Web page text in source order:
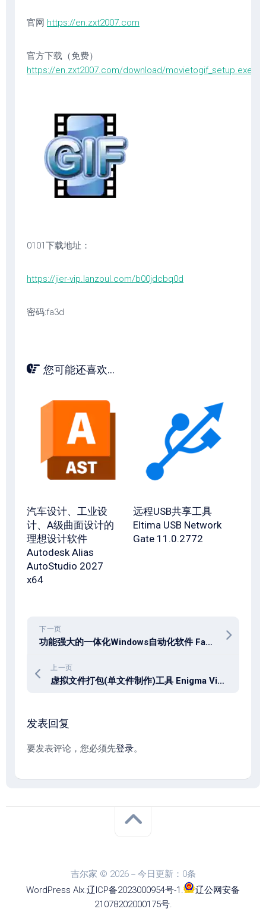
官网 https://en.zxt2007.com
官方下载（免费）
https://en.zxt2007.com/download/movietogif_setup.exe
0101下载地址：
https://jier-vip.lanzoul.com/b00jdcbq0d
密码:fa3d
您可能还喜欢...
汽车设计、工业设
计、A级曲面设计的
理想设计软件
Autodesk Alias
AutoStudio 2027
x64
远程USB共享工具
Eltima USB Network
Gate 11.0.2772
下一页
功能强大的一体化Windows自动化软件 FastKeys v6.0
上一页
虚拟文件打包(单文件制作)工具 Enigma Virtual Box v11.20
发表回复
要发表评论，您必须先登录。
吉尔家 © 2026－今日更新：0条
WordPress Alx.辽ICP备2023000954号-1 .
辽公网安备
21078202000175号.